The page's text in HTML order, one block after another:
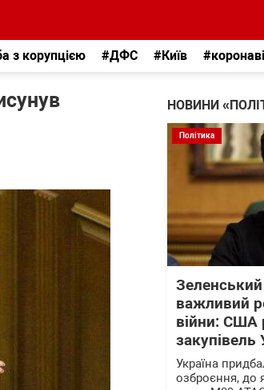
з корупцією #ДФС #Київ
НОВИНИ
Політика
важливий
війни: США
закупівель
Україна
озброєння, до